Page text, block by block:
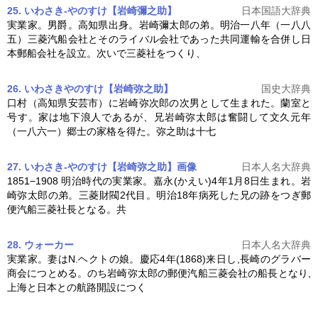
25. いわさき‐やのすけ【岩崎彌之助】
日本国語大辞典
実業家。男爵。高知県出身。 岩崎彌太郎の弟。明治一八年（一八八
五）三菱汽船会社とそのライバル会社であった共同運輸を合併し日
本郵船会社を設立。次いで三菱社をつくり、
26. いわさきやのすけ【岩崎弥之助】
国史大辞典
口村（高知県安芸市）に岩崎弥次郎の次男として生まれた。蘭室と
号す。家は地下浪人であるが、兄岩崎弥太郎は奮闘して文久元年
（一八六一）郷士の家格を得た。弥之助は十七
27. いわさき-やのすけ【岩崎弥之助】 画像
日本人名大辞典
1851−1908 明治時代の実業家。嘉永(かえい)4年1月8日生まれ。 岩
崎弥太郎の弟。三菱財閥2代目。明治18年病死した兄の跡をつぎ郵
便汽船三菱社長となる。共
28. ウォーカー
日本人名大辞典
実業家。妻はN.ヘクトの娘。慶応4年(1868)来日し,長崎のグラバー
商会につとめる。のち岩崎弥太郎の郵便汽船三菱会社の船長となり,
上海と日本との航路開設につく